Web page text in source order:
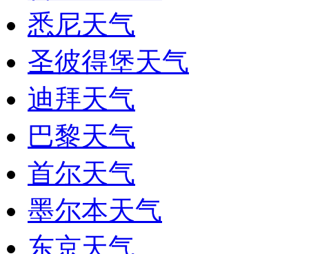
悉尼天气
圣彼得堡天气
迪拜天气
巴黎天气
首尔天气
墨尔本天气
东京天气